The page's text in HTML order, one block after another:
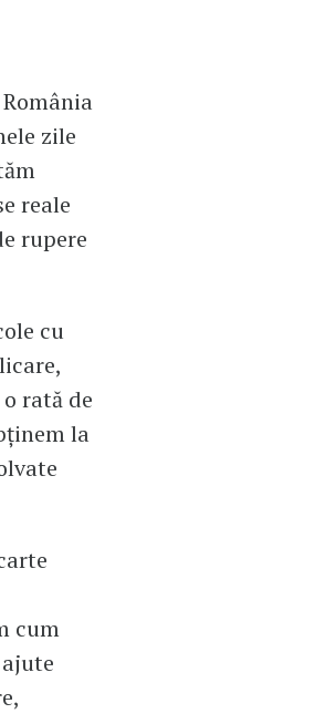
zile
reale
rupere
cu
rată de
la
cum